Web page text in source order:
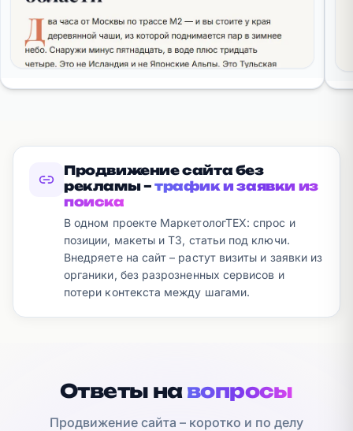
Продвижение сайта без
рекламы – трафик и заявки из
поиска
В одном проекте МаркетологТЕХ: спрос и
позиции, макеты и ТЗ, статьи под ключи.
Внедряете на сайт – растут визиты и заявки из
органики, без разрозненных сервисов и
потери контекста между шагами.
Ответы на вопросы
Продвижение сайта – коротко и по делу